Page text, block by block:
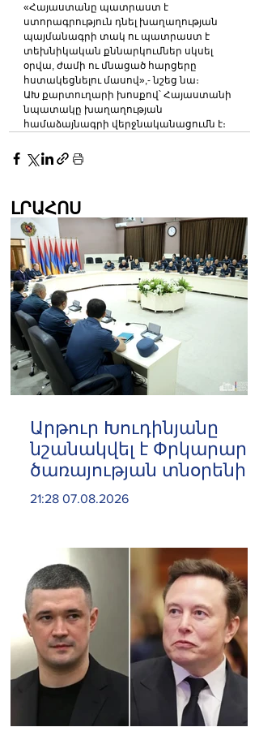
«Հայաստանը պատրաստ է
ստորագրություն դնել խաղաղության
պայմանագրի տակ ու պատրաստ է
տեխնիկական քննարկումներ սկսել
օրվա, ժամի ու մնացած հարցերը
հստակեցնելու մասով»,- նշեց նա։
ԱԽ քարտուղարի խոսքով՝ Հայաստանի
նպատակը խաղաղության
համաձայնագրի վերջնականացումն է։
ԼՐԱՀՈՍ
Արթուր Խուդինյանը
նշանակվել է Փրկարար
ծառայության տնօրենի
տեղակալ
21:28 07.08.2026